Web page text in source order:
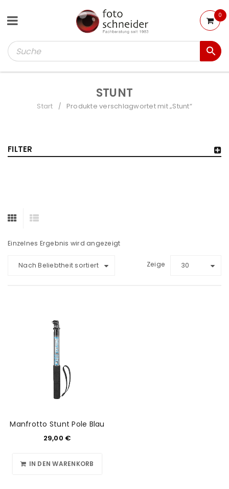
0
STUNT
Start / Produkte verschlagwortet mit „Stunt“
FILTER
Einzelnes Ergebnis wird angezeigt
Nach Beliebtheit sortiert Zeige 30
Manfrotto Stunt Pole Blau
29,00 €
IN DEN WARENKORB